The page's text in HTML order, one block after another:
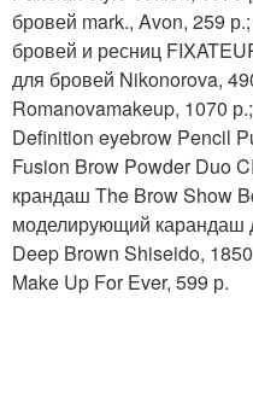
бровей mark., Avon, 259
бровей и ресниц
для бровей Nikonorova,
Romanovamakeup, 1070
Definition eyebrow Pencil
Fusion Brow Powder Duo
крандаш The Brow Show
моделирующий карандаш
Deep Brown Shiseido,
Make Up For Ever, 599 р.